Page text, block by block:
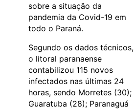
sobre a situação da
pandemia da Covid-19 em
todo o Paraná.
Segundo os dados técnicos,
o litoral paranaense
contabilizou 115 novos
infectados nas últimas 24
horas, sendo Morretes (30);
Guaratuba (28); Paranaguá